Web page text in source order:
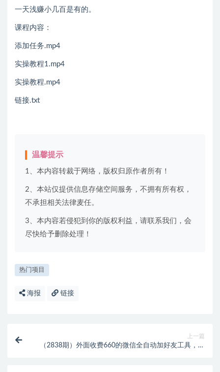
一天浅赚小几百是有的。
课程内容：
添加任务.mp4
实操教程1.mp4
实操教程.mp4
链接.txt
温馨提示
1、本内容转裁于网络，版权归原作者所有！
2、本站仅提供信息存储空间服务，不拥有所有权，
不承担相关法律麦任。
3、本内容若侵犯到你的版权利益，请联系我们，会
尽快给予删除处理！
热门项目
海报 链接
上一篇
（2838期）外面收费660的微信全自动加好友工具，解